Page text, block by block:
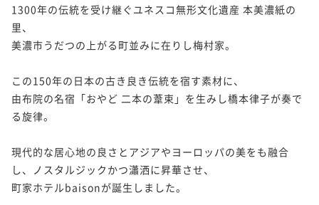
1300年の伝統を受け継ぐユネスコ無形文化遺産 本美濃紙の
里、
美濃市うだつの上がる町並みに在りし梅村家。
この150年の日本の古き良き伝統を宿す素材に、
由布院の名宿「おやど 二本の葦束」を生みし橋本律子が奏で
る旋律。
現代的な居心地の良さとアジアやヨーロッパの美をも融合
し、ノスタルジックかつ瀟洒に昇華させ、
町家ホテルbaisonが誕生しました。